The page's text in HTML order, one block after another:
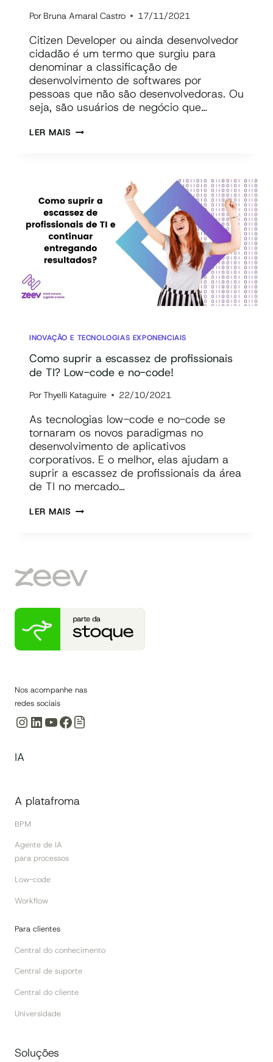
Por Bruna Amaral Castro 17/11/2021
Citizen Developer ou ainda desenvolvedor
cidadão é um termo que surgiu para
denominar a classificação de
desenvolvimento de softwares por
pessoas que não são desenvolvedoras. Ou
seja, são usuários de negócio que…
LER MAISO
DEVELOPER?
(COM
VÍDEOS
EXPLICATIVOS)
INOVAÇÃO E TECNOLOGIAS EXPONENCIAIS
Como suprir a escassez de profissionais
de TI? Low-code e no-code!
PorThyelli Kataguire 22/10/2021
As tecnologias low-code e no-code se
tornaram os novos paradigmas no
desenvolvimento de aplicativos
corporativos. E o melhor, elas ajudam a
suprir a escassez de profissionais da área
de TI no mercado…
LER MAISCOMO
PROFISSIONAIS
LOW-
CODE
Nos acompanhe nas
redes sociais
Instagram
LinkedIn
Youtube
Facebook
IA
A platafroma
BPM
Agente de IA
para processos
Low-code
Workflow
Para clientes
Central do conhecimento
Central de suporte
Central do cliente
Universidade
Soluções